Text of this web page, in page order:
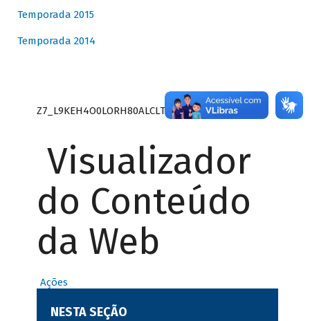
Temporada 2015
Temporada 2014
Z7_L9KEH4O0LORH80ALCLTPF80S27
Visualizador
do Conteúdo
da Web
Ações
NESTA SEÇÃO